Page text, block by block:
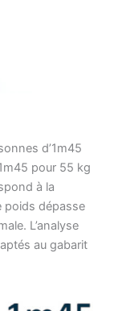
d’1m45
pour 55 kg
à la
poids dépasse
L’analyse
au gabarit